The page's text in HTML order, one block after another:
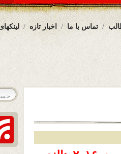
اخبار تازه تماس با ما